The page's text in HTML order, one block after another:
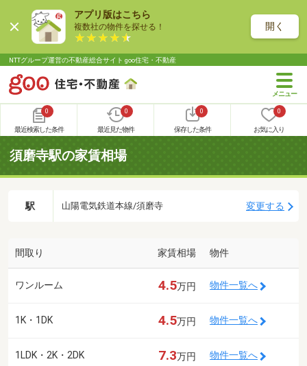
アプリ版はこちら
複数社の物件を探せる！ 開く
NTTグループ運営の不動産総合サイト goo住宅・不動産
0
最近検索した条件
0
最近見た物件
0
保存した条件
0
お気に入り
須磨寺駅の家賃相場
駅 山陽電気鉄道本線/須磨寺 変更する
間取り 家賃相場 物件
ワンルーム 4.5万円 物件一覧へ
1K・1DK 4.5万円 物件一覧へ
1LDK・2K・2DK 7.3万円 物件一覧へ